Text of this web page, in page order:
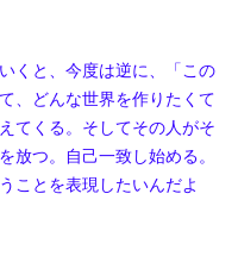
くと、今度は逆に、「この
、どんな世界を作りたくて
てくる。そしてその人がそ
放つ。自己一致し始める。
ことを表現したいんだよ